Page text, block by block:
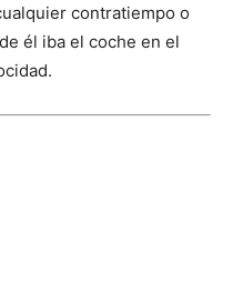
contratiempo o
él iba el coche en el